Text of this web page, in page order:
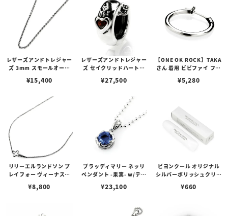
レザーズアンドトレジャー
ズ 3mm スモールオーバ
ブスタークラスプ＆LTロ
¥15,400
レザーズアンドトレジャー
ズ セイクリッドハートピ
¥27,500
【ONE OK ROCK】TAKA
さん 着用 ビビファイ フー
¥5,280
リリーエルランドソン プ
レイフォー ヴィーナスチ
¥8,800
ブラッディマリー ネッリ
ペンダント -果実- w/ティ
¥23,100
ビヨンクール オリジナル
シルバーポリッシュクリー
ュ）
¥660